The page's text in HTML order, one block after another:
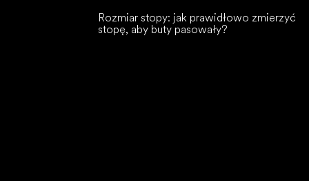
Rozmiar stopy: jak prawidłowo zmierzyć
stopę, aby buty pasowały?